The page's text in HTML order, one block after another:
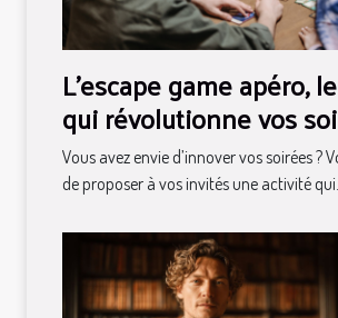
L’escape game apéro,
qui révolutionne vos
Vous avez envie d’innover vos soirées ?
de proposer à vos invités une activité qui...